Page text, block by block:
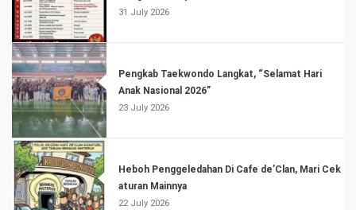
31 July 2026
Pengkab Taekwondo Langkat, “Selamat Hari
Anak Nasional 2026”
23 July 2026
Heboh Penggeledahan Di Cafe de’Clan, Mari Cek
aturan Mainnya
22 July 2026